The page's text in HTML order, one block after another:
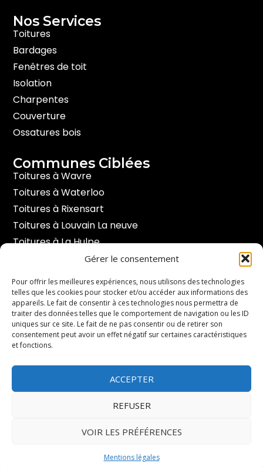
Gérer le consentement
Pour offrir les meilleures expériences, nous utilisons des technologies
telles que les cookies pour stocker et/ou accéder aux informations des
appareils. Le fait de consentir à ces technologies nous permettra de
traiter des données telles que le comportement de navigation ou les ID
uniques sur ce site. Le fait de ne pas consentir ou de retirer son
consentement peut avoir un effet négatif sur certaines caractéristiques
et fonctions.
ACCEPTER
REFUSER
VOIR LES PRÉFÉRENCES
Mentions légales
Nos Services​
Toitures
Bardages
Fenêtres de toit
Isolation
Charpentes
Couverture
Ossatures bois
Communes Ciblées
Toitures à Wavre
Toitures à Waterloo
Toitures à Rixensart
Toitures à Louvain La neuve
Toitures à La Hulpe
Toitures à Hoeilaart
Contact
Duisburgsesteenweg 191 - 3090 Overijse.
+32 47404 97 11
Samedi - Dimanche : Fermé